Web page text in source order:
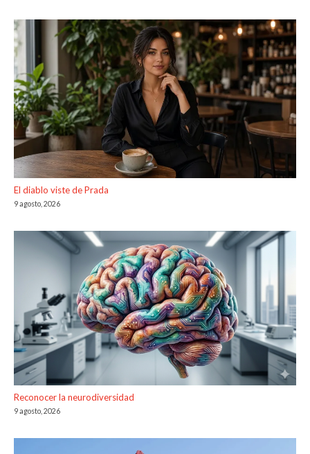
El diablo viste de Prada
9 agosto, 2026
Reconocer la neurodiversidad
9 agosto, 2026